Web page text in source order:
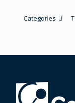
Categories